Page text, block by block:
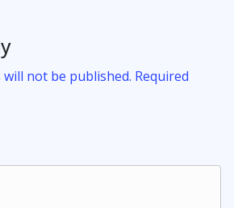
not be published. Required